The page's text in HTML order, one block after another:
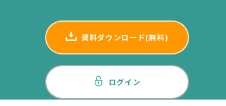
資料ダウンロード(無料)
ログイン